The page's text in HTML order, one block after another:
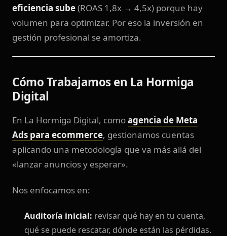
eficiencia sube(ROAS 1,8x → 4,5x) porque hay
volumen para optimizar. Por eso la inversión en
gestión profesional se amortiza.
Cómo Trabajamos en La Hormiga
Digital
En La Hormiga Digital, comoagencia de Meta
Ads para ecommerce, gestionamos cuentas
aplicando una metodología que va más allá del
«lanzar anuncios y esperar».
Nos enfocamos en:
Auditoría inicial: revisar qué hay en tu cuenta,
qué se puede rescatar, dónde están las pérdidas.